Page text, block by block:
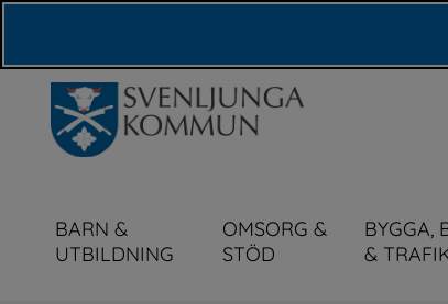
BARN &
UTBILDNING
OMSORG &
STÖD
BYGGA,
&